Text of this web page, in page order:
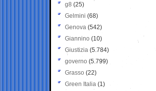
g8 (25)
Gelmini (68)
Genova (542)
Giannino (10)
Giustizia (5.784)
governo (5.799)
Grasso (22)
Green Italia (1)